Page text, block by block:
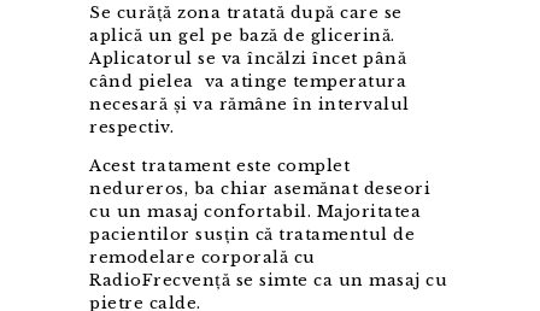
Se curăță zona tratată după care se
aplică un gel pe bază de glicerină.
Aplicatorul se va încălzi încet până
când pielea va atinge temperatura
necesară și va rămâne în intervalul
respectiv.
Acest tratament este complet
nedureros, ba chiar asemănat deseori
cu un masaj confortabil. Majoritatea
pacientilor susțin că tratamentul de
remodelare corporală cu
RadioFrecvență se simte ca un masaj cu
pietre calde.